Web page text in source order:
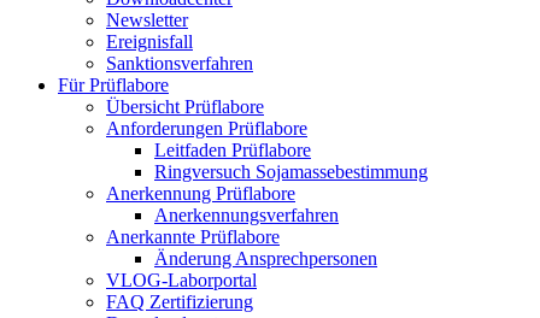
Newsletter
Ereignisfall
Sanktionsverfahren
Für Prüflabore
Übersicht Prüflabore
Anforderungen Prüflabore
Leitfaden Prüflabore
Ringversuch Sojamassebestimmung
Anerkennung Prüflabore
Anerkennungsverfahren
Anerkannte Prüflabore
Änderung Ansprechpersonen
VLOG-Laborportal
FAQ Zertifizierung